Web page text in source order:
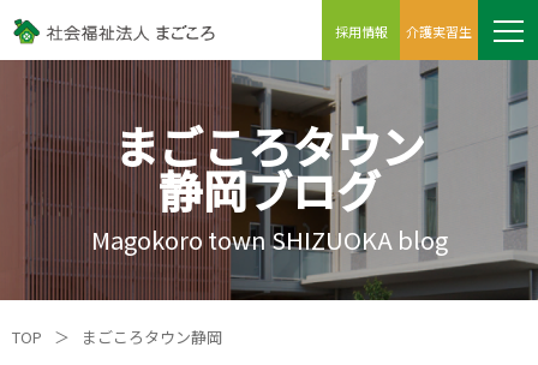
採用情報 介護実習生
まごころタウン
静岡ブログ
Magokoro town SHIZUOKA blog
TOP ＞
まごころタウン静岡